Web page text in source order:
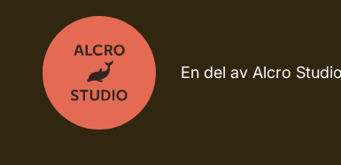
En del av Alcro Studio